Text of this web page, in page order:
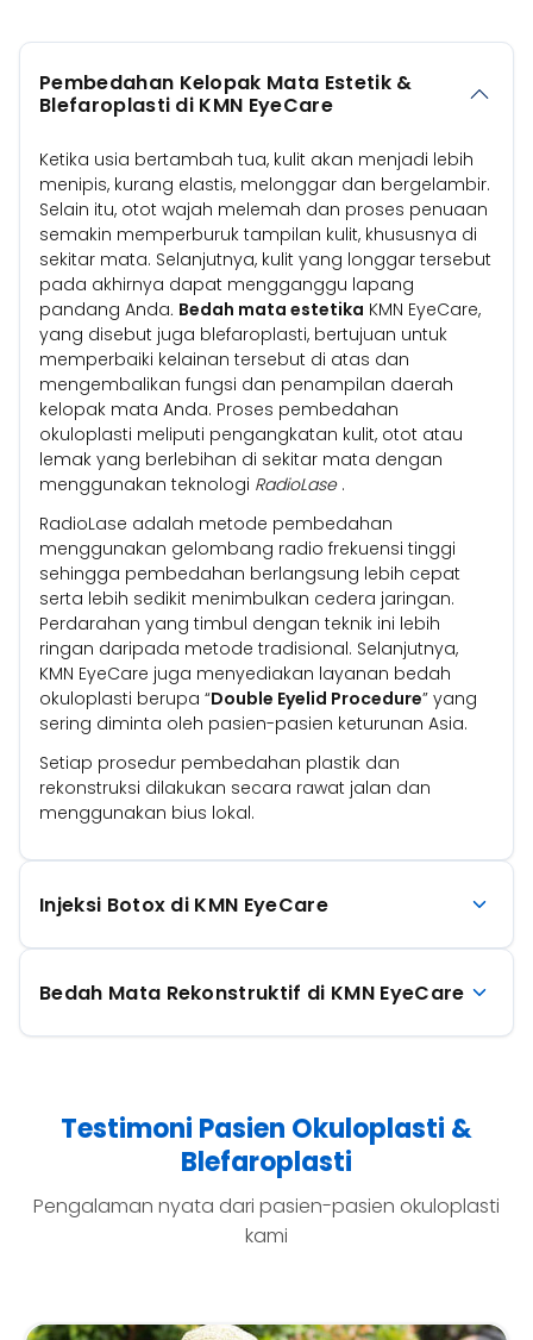
Pembedahan Kelopak Mata Estetik &
Blefaroplasti di KMN EyeCare
Ketika usia bertambah tua, kulit akan menjadi lebih
menipis, kurang elastis, melonggar dan bergelambir.
Selain itu, otot wajah melemah dan proses penuaan
semakin memperburuk tampilan kulit, khususnya di
sekitar mata. Selanjutnya, kulit yang longgar tersebut
pada akhirnya dapat mengganggu lapang
pandang Anda. Bedah mata estetika KMN EyeCare,
yang disebut juga blefaroplasti, bertujuan untuk
memperbaiki kelainan tersebut di atas dan
mengembalikan fungsi dan penampilan daerah
kelopak mata Anda. Proses pembedahan
okuloplasti meliputi pengangkatan kulit, otot atau
lemak yang berlebihan di sekitar mata dengan
menggunakan teknologi RadioLase.
RadioLase adalah metode pembedahan
menggunakan gelombang radio frekuensi tinggi
sehingga pembedahan berlangsung lebih cepat
serta lebih sedikit menimbulkan cedera jaringan.
Perdarahan yang timbul dengan teknik ini lebih
ringan daripada metode tradisional. Selanjutnya,
KMN EyeCare juga menyediakan layanan bedah
okuloplasti berupa “Double Eyelid Procedure” yang
sering diminta oleh pasien-pasien keturunan Asia.
Setiap prosedur pembedahan plastik dan
rekonstruksi dilakukan secara rawat jalan dan
menggunakan bius lokal.
Injeksi Botox di KMN EyeCare
Bedah Mata Rekonstruktif di KMN EyeCare
Testimoni Pasien Okuloplasti &
Blefaroplasti
Pengalaman nyata dari pasien-pasien okuloplasti
kami